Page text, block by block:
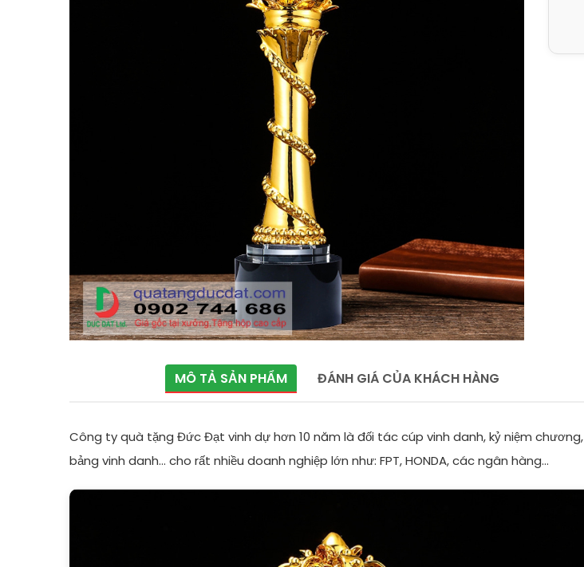
MÔ TẢ SẢN PHẨM ĐÁNH GIÁ CỦA KHÁCH HÀNG
Công ty quà tặng Đức Đạt vinh dự hơn 10 năm là đối tác cúp vinh danh, kỷ niệm chương,
bảng vinh danh... cho rất nhiều doanh nghiệp lớn như: FPT, HONDA, các ngân hàng...